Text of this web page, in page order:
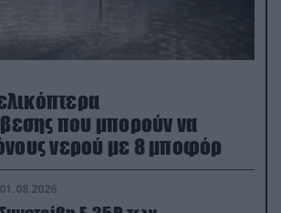
που μπορούν να
νερού με 8 μποφόρ
01.08.2026